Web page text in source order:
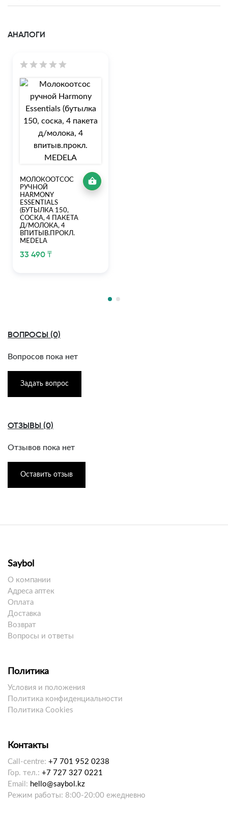
АНАЛОГИ
МОЛОКООТСОС
РУЧНОЙ
HARMONY
ESSENTIALS
(БУТЫЛКА 150,
СОСКА, 4 ПАКЕТА
Д/МОЛОКА, 4
ВПИТЫВ.ПРОКЛ.
MEDELA
33 490 ₸
ВОПРОСЫ (0)
Вопросов пока нет
Задать вопрос
ОТЗЫВЫ (0)
Отзывов пока нет
Оставить отзыв
Saybol
О компании
Адреса аптек
Оплата
Доставка
Возврат
Вопросы и ответы
Политика
Условия и положения
Политика конфиденциальности
Политика Cookies
Контакты
Call-centre: +7 701 952 0238
Гор. тел.: +7 727 327 0221
Email: hello@saybol.kz
Режим работы: 8:00-20:00 ежедневно